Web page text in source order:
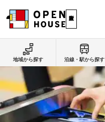
地域から探す 沿線・駅から探す